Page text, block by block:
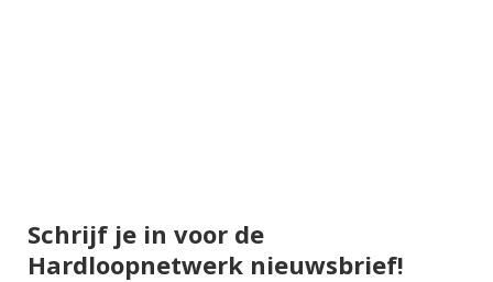
Schrijf je in voor de
Hardloopnetwerk nieuwsbrief!